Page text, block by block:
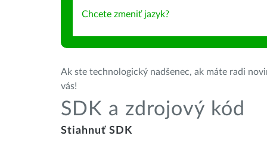
Chcete zmeniť jazyk?
Ak ste technologický nadšenec, ak máte radi
vás!
SDK a zdrojový kód
Stiahnuť SDK